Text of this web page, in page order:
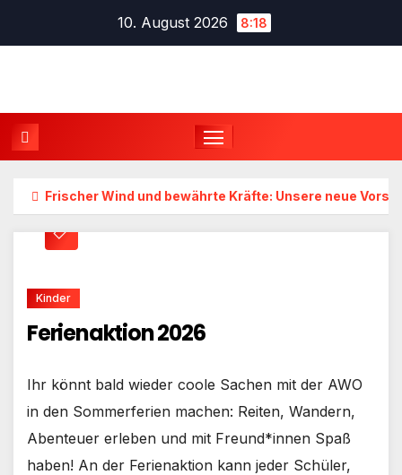
10. August 2026 8:18
Frischer Wind und bewährte Kräfte: Unsere neue
Kinder
Ferienaktion 2026
Ihr könnt bald wieder coole Sachen mit der AWO
in den Sommerferien machen: Reiten, Wandern,
Abenteuer erleben und mit Freund*innen Spaß
haben! An der Ferienaktion kann jeder Schüler,